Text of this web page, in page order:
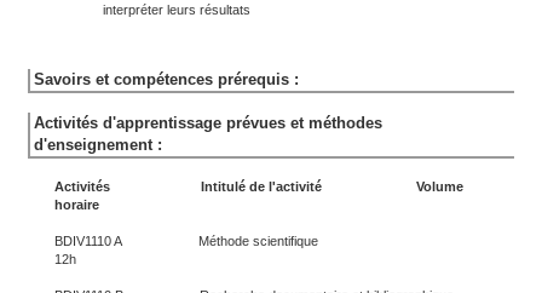
interpréter leurs résultats
Savoirs et compétences prérequis :
Activités d'apprentissage prévues et méthodes
d'enseignement :
Activités Intitulé de l'activité Volume
horaire
BDIV1110 A Méthode scientifique
12h